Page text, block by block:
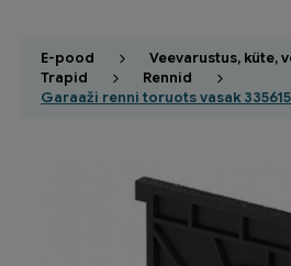
E-pood
Veevarustus, küte,
Trapid
Rennid
Garaaži renni toruots vasak 335615